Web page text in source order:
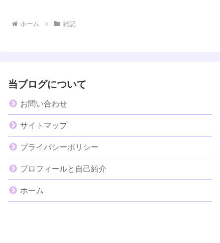
ホーム 雑記
当ブログについて
お問い合わせ
サイトマップ
プライバシーポリシー
プロフィールと自己紹介
ホーム